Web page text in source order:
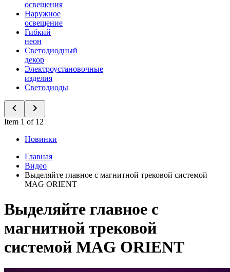
освещения
Наружное
освещение
Гибкий
неон
Светодиодный
декор
Электроустановочные
изделия
Светодиоды
Item 1 of 12
Новинки
Главная
Видео
Выделяйте главное с магнитной трековой системой
MAG ORIENT
Выделяйте главное с
магнитной трековой
системой MAG ORIENT